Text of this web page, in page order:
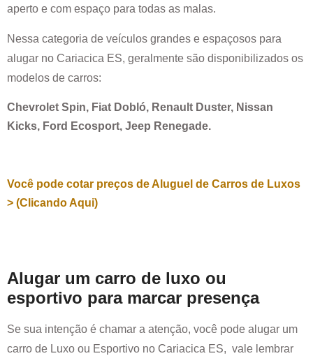
aperto e com espaço para todas as malas.
Nessa categoria de veículos grandes e espaçosos para
alugar no Cariacica ES, geralmente são disponibilizados os
modelos de carros:
Chevrolet Spin, Fiat Dobló, Renault Duster, Nissan
Kicks, Ford Ecosport, Jeep Renegade.
Você pode cotar preços de Aluguel de Carros de Luxos
> (Clicando Aqui)
Alugar um carro de luxo ou
esportivo para marcar presença
Se sua intenção é chamar a atenção, você pode alugar um
carro de Luxo ou Esportivo no Cariacica ES, vale lembrar